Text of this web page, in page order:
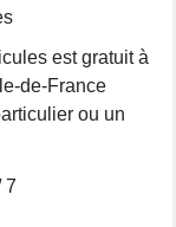
est gratuit à
de-France
ou un
7